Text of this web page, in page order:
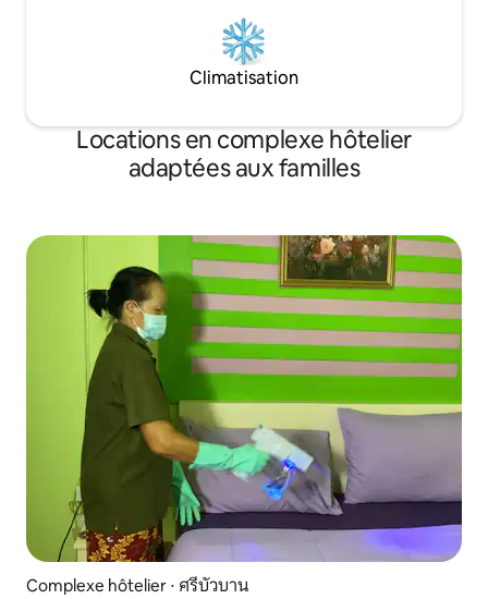
Climatisation
Locations en complexe hôtelier
adaptées aux familles
Complexe hôtelier ⋅ ศรีบัวบาน